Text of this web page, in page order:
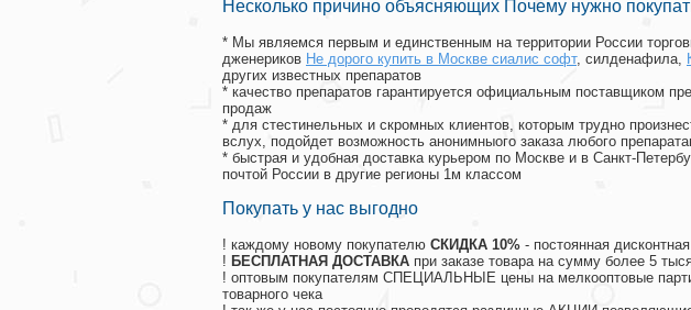
Несколько причино объясняющих Почему нужно
* Мы являемся первым и единственным на территории России
дженериков Не дорого купить в Москве сиалис софт, силденафила,
других известных препаратов
* качество препаратов гарантируется официальным поставщиком
продаж
* для стестинельных и скромных клиентов, которым трудно
вслух, подойдет возможность анонимныого заказа любого
* быстрая и удобная доставка курьером по Москве и в Санкт-
почтой России в другие регионы 1м классом
Покупать у нас выгодно
! каждому новому покупателю СКИДКА 10% - постоянная
! БЕСПЛАТНАЯ ДОСТАВКА при заказе товара на сумму более 5
! оптовым покупателям СПЕЦИАЛЬНЫЕ цены на мелкооптовые
товарного чека